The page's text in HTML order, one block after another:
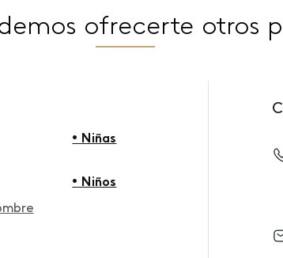
ofrecerte otros
• Niñas
• Niños